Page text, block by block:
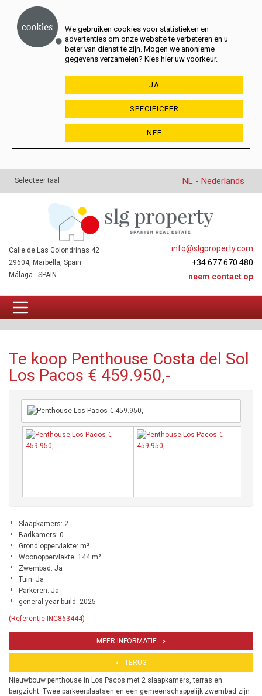
We gebruiken cookies voor statistieken en
advertenties om onze website te verbeteren en u
beter van dienst te zijn. Mogen we anonieme
gegevens verzamelen? Kies hier uw voorkeur.
JA
SPECIFICEER
NEE
Selecteer taal NL - Nederlands
info@slgproperty.com
+34 677 670 480
neem contact op
Calle de Las Golondrinas 42
29604, Marbella, Spain
Málaga - SPAIN
Te koop Penthouse Costa del Sol
Los Pacos € 459.950,-
Slaapkamers: 2
Badkamers: 0
Grond oppervlakte: m²
Woonoppervlakte: 144 m²
Zwembad: Ja
Tuin: Ja
Parkeren: Ja
general.year-build: 2025
(Referentie INC863444)
MEER INFORMATIE
TERUG
Nieuwbouw penthouse in Los Pacos met 2 slaapkamers, terras en
bergzicht. Twee parkeerplaatsen en een gemeenschappelijk zwembad zijn